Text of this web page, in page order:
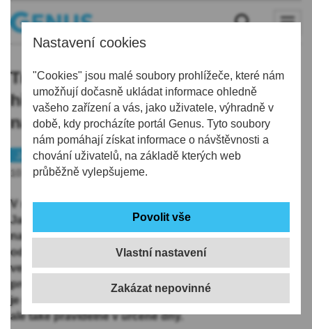
Nastavení cookies
"Cookies" jsou malé soubory prohlížeče, které nám
umožňují dočasně ukládat informace ohledně
vašeho zařízení a vás, jako uživatele, výhradně v
době, kdy procházíte portál Genus. Tyto soubory
nám pomáhají získat informace o návštěvnosti a
chování uživatelů, na základě kterých web
průběžně vylepšujeme.
Vlastní nastavení
Tradiční dětský den na dopravním
hřišti v Jablonci přilákal stovky
návštěvníků
Jablonecko
10.06.2026 | 8:59
V sobotu 6. června uspořádala Městská policie
Jablonec nad Nisou tradiční Dětský den
na jabloneckém dopravním hřišti. Sice s týdenním
odstupem od Mezinárodního dne dětí, přesto zájem
veřejnosti potvrdil, že dopravní hřiště a preventivní
program MP je stále velkým lákadlem. Dopravní hřiště
je možné navštěvovat nejen během speciálních akcí,
ale také pravidelně v určené dny.